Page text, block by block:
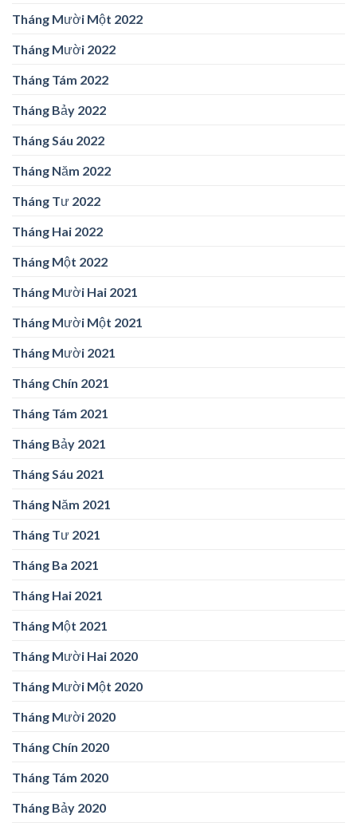
Tháng Mười Một 2022
Tháng Mười 2022
Tháng Tám 2022
Tháng Bảy 2022
Tháng Sáu 2022
Tháng Năm 2022
Tháng Tư 2022
Tháng Hai 2022
Tháng Một 2022
Tháng Mười Hai 2021
Tháng Mười Một 2021
Tháng Mười 2021
Tháng Chín 2021
Tháng Tám 2021
Tháng Bảy 2021
Tháng Sáu 2021
Tháng Năm 2021
Tháng Tư 2021
Tháng Ba 2021
Tháng Hai 2021
Tháng Một 2021
Tháng Mười Hai 2020
Tháng Mười Một 2020
Tháng Mười 2020
Tháng Chín 2020
Tháng Tám 2020
Tháng Bảy 2020